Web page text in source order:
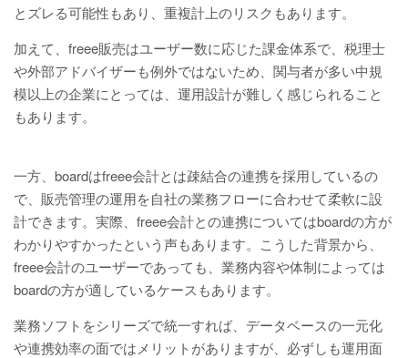
とズレる可能性もあり、重複計上のリスクもあります。
加えて、freee販売はユーザー数に応じた課金体系で、税理士
や外部アドバイザーも例外ではないため、関与者が多い中規
模以上の企業にとっては、運用設計が難しく感じられること
もあります。
一方、boardはfreee会計とは疎結合の連携を採用しているの
で、販売管理の運用を自社の業務フローに合わせて柔軟に設
計できます。実際、freee会計との連携についてはboardの方が
わかりやすかったという声もあります。こうした背景から、
freee会計のユーザーであっても、業務内容や体制によっては
boardの方が適しているケースもあります。
業務ソフトをシリーズで統一すれば、データベースの一元化
や連携効率の面ではメリットがありますが、必ずしも運用面